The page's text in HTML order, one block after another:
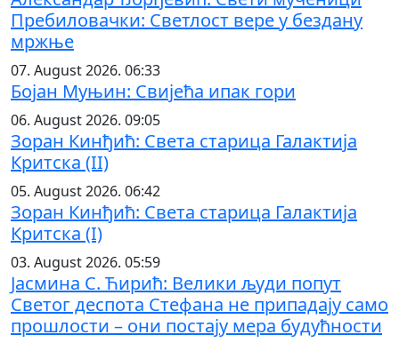
Пребиловачки: Светлост вере у бездану
мржње
07. August 2026. 06:33
Бојан Муњин: Свијећа ипак гори
06. August 2026. 09:05
Зоран Кинђић: Света старица Галактија
Критска (II)
05. August 2026. 06:42
Зоран Кинђић: Света старица Галактија
Критска (I)
03. August 2026. 05:59
Јасмина С. Ћирић: Велики људи попут
Светог деспота Стефана не припадају само
прошлости – они постају мера будућности